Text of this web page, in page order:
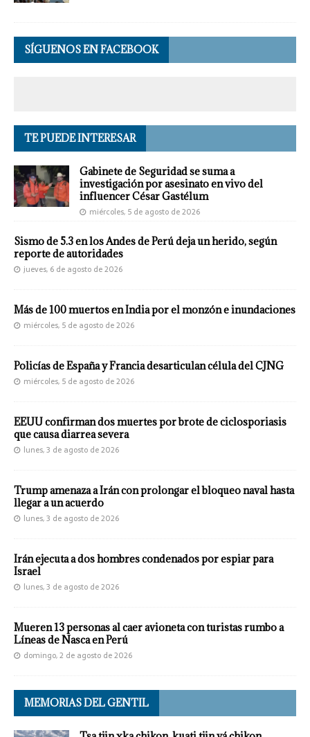
SÍGUENOS EN FACEBOOK
TE PUEDE INTERESAR
Gabinete de Seguridad se suma a
investigación por asesinato en vivo del
influencer César Gastélum
miércoles, 5 de agosto de 2026
Sismo de 5.3 en los Andes de Perú deja un herido, según
reporte de autoridades
jueves, 6 de agosto de 2026
Más de 100 muertos en India por el monzón e inundaciones
miércoles, 5 de agosto de 2026
Policías de España y Francia desarticulan célula del CJNG
miércoles, 5 de agosto de 2026
EEUU confirman dos muertes por brote de ciclosporiasis
que causa diarrea severa
lunes, 3 de agosto de 2026
Trump amenaza a Irán con prolongar el bloqueo naval hasta
llegar a un acuerdo
lunes, 3 de agosto de 2026
Irán ejecuta a dos hombres condenados por espiar para
Israel
lunes, 3 de agosto de 2026
Mueren 13 personas al caer avioneta con turistas rumbo a
Líneas de Nasca en Perú
domingo, 2 de agosto de 2026
MEMORIAS DEL GENTIL